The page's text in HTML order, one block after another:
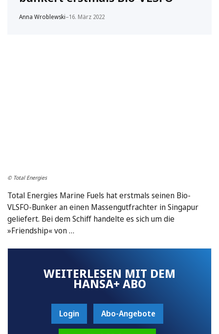
Anna Wroblewski–16. März 2022
© Total Energies
Total Energies Marine Fuels hat erstmals seinen Bio-
VLSFO-Bunker an einen Massengutfrachter in Singapur
geliefert. Bei dem Schiff handelte es sich um die
»Friendship« von …
WEITERLESEN MIT DEM
HANSA+ ABO
Login Abo-Angebote